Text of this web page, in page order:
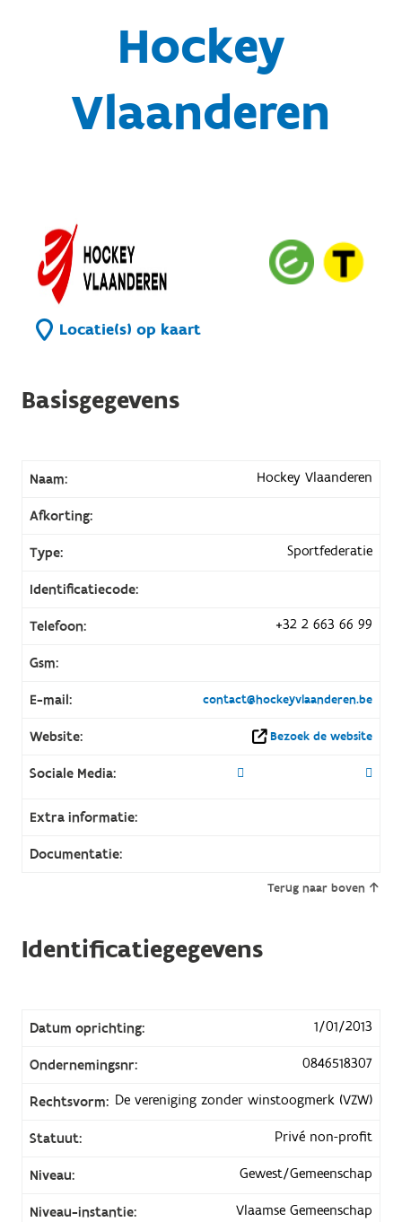
Hockey
Vlaanderen
Locatie(s) op kaart
Basisgegevens
Naam: Hockey Vlaanderen
Afkorting:
Type: Sportfederatie
Identificatiecode:
Telefoon: +32 2 663 66 99
Gsm:
E-mail: contact@hockeyvlaanderen.be
Website: Bezoek de website
Sociale Media:
Extra informatie:
Documentatie:
Terug naar boven
Identificatiegegevens
Datum oprichting: 1/01/2013
Ondernemingsnr: 0846518307
Rechtsvorm: De vereniging zonder winstoogmerk (VZW)
Statuut: Privé non-profit
Niveau: Gewest/Gemeenschap
Niveau-instantie: Vlaamse Gemeenschap